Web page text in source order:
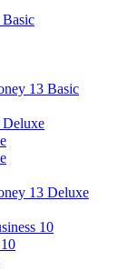
13 Basic
13 Deluxe
10